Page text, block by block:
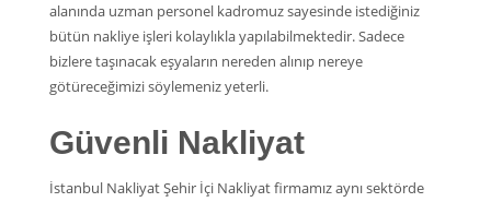
alanında uzman personel kadromuz sayesinde istediğiniz
bütün nakliye işleri kolaylıkla yapılabilmektedir. Sadece
bizlere taşınacak eşyaların nereden alınıp nereye
götüreceğimizi söylemeniz yeterli.
Güvenli Nakliyat
İstanbul Nakliyat Şehir İçi Nakliyat firmamız aynı sektörde